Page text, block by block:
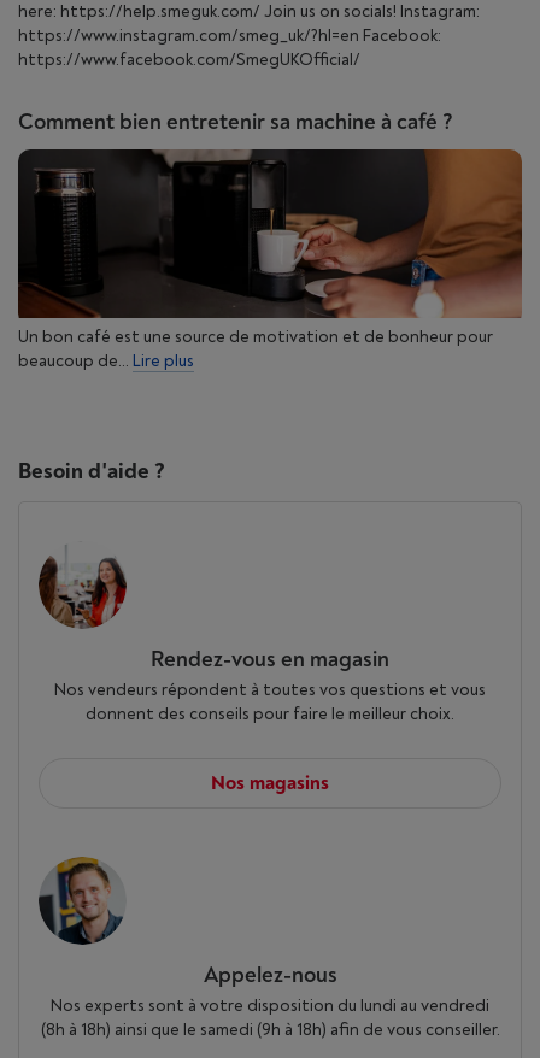
here: https://help.smeguk.com/ Join us on socials! Instagram:
https://www.instagram.com/smeg_uk/?hl=en Facebook:
https://www.facebook.com/SmegUKOfficial/
Comment bien entretenir sa machine à café ?
Un bon café est une source de motivation et de bonheur pour
beaucoup de... Lire plus
Besoin d'aide ?
Rendez-vous en magasin
Nos vendeurs répondent à toutes vos questions et vous
donnent des conseils pour faire le meilleur choix.
Nos magasins
Appelez-nous
Nos experts sont à votre disposition du lundi au vendredi
(8h à 18h) ainsi que le samedi (9h à 18h) afin de vous conseiller.